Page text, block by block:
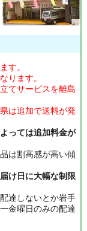
す。
ります。
てサービスを離島
は追加で送料が発
っては追加料金が
は割高感が高い傾
け日に大幅な制限
達しないとか岩手
金曜日のみの配達